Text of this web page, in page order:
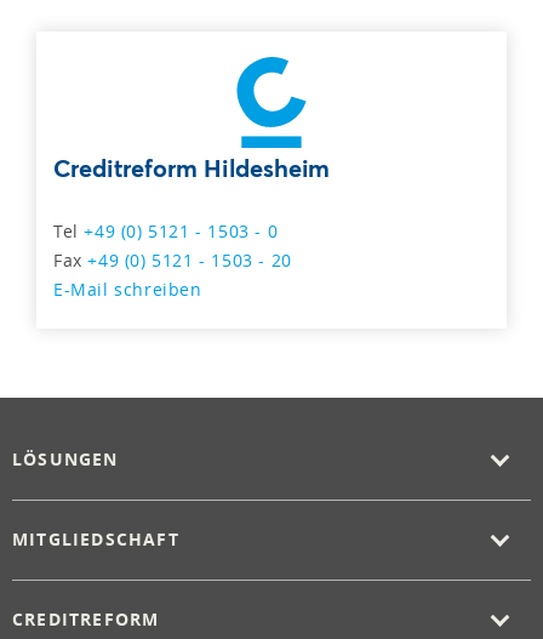
Creditreform Hildesheim
Tel+49 (0) 5121 - 1503 - 0
Fax+49 (0) 5121 - 1503 - 20
E-Mail schreiben
LÖSUNGEN
MITGLIEDSCHAFT
CREDITREFORM